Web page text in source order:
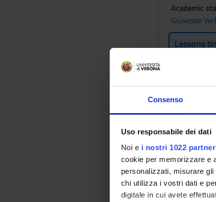
Consenso
Uso responsabile dei dati
Noi e i nostri 1022 partner
cookie per memorizzare e
personalizzati, misurare
chi utilizza i vostri dati e
digitale in cui avete
Academic
Giuseppe
Lessons
2
Period
1
Academic
Maria